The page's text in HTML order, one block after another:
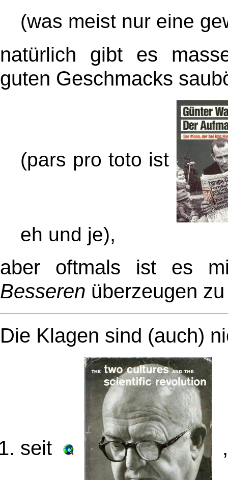
(was meist nur eine
natürlich gibt es
guten Geschmacks
(pars pro toto ist
eh und je),
aber oftmals ist es
Besseren überzeugen
Die Klagen sind (auch)
seit ,